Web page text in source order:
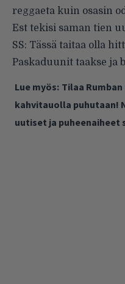
reggaeta kuin osasin
Est tekisi saman tien
SS: Tässä taitaa olla
Paskaduunit taakse ja
Lue myös: Tilaa
kahvitauolla puhutaan!
uutiset ja